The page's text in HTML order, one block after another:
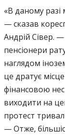
«В даному разі
— сказав
Андрій Сівер.
пенсіонери
наглядом
це дратує
фінансовою
виходити на
протест
— Отже,